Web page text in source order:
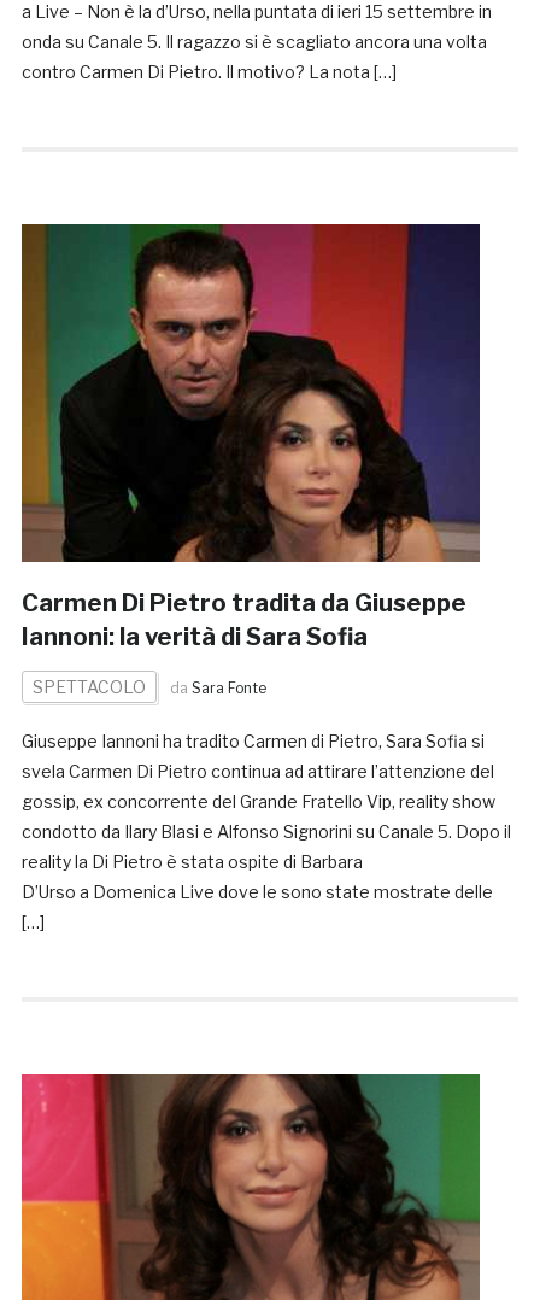
a Live – Non è la d’Urso, nella puntata di ieri 15 settembre in
onda su Canale 5. Il ragazzo si è scagliato ancora una volta
contro Carmen Di Pietro. Il motivo? La nota […]
Carmen Di Pietro tradita da Giuseppe
Iannoni: la verità di Sara Sofia
SPETTACOLO da Sara Fonte
Giuseppe Iannoni ha tradito Carmen di Pietro, Sara Sofia si
svela Carmen Di Pietro continua ad attirare l’attenzione del
gossip, ex concorrente del Grande Fratello Vip, reality show
condotto da Ilary Blasi e Alfonso Signorini su Canale 5. Dopo il
reality la Di Pietro è stata ospite di Barbara
D’Urso a Domenica Live dove le sono state mostrate delle
[…]